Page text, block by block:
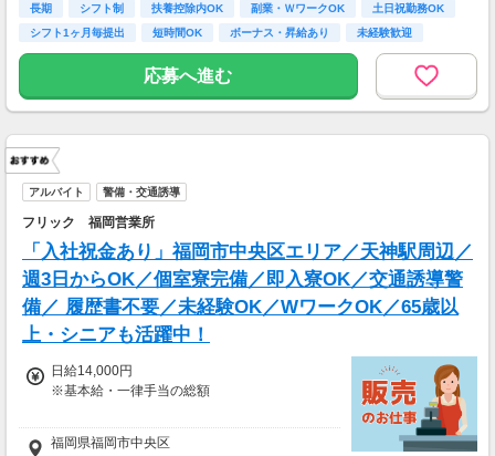
長期 シフト制 扶養控除内OK 副業・ＷワークOK
土日祝勤務OK
シフト1ヶ月毎提出
短時間OK ボーナス・昇給あり 未経験歓迎
応募へ進む
アルバイト 警備・交通誘導
フリック 福岡営業所
「入社祝金あり」福岡市中央区エリア／天神駅周辺／
週3日からOK／個室寮完備／即入寮OK／交通誘導警
備／ 履歴書不要／未経験OK／WワークOK／65歳以
上・シニアも活躍中！
日給14,000円
※基本給・一律手当の総額
基本給:日給 10,000円 〜 固定残業代:なし
福岡県福岡市中央区